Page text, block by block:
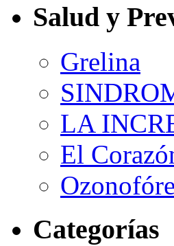
Salud y
Grelina
LA
El
Categorías